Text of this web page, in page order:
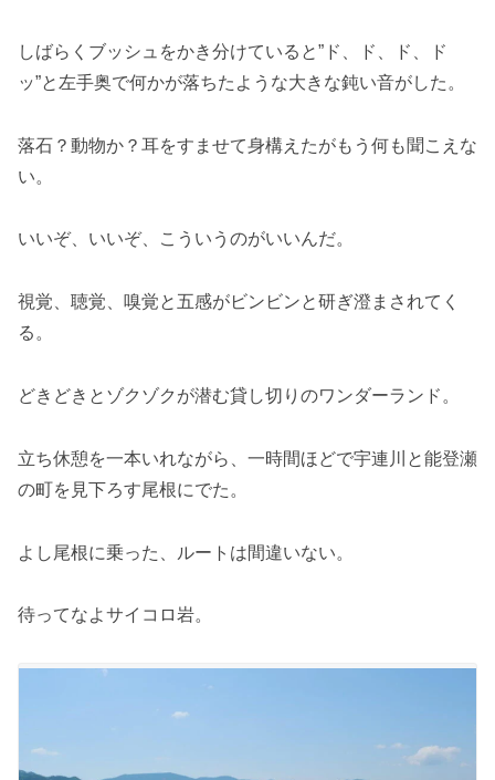
しばらくブッシュをかき分けていると”ド、ド、ド、ド
ッ”と左手奥で何かが落ちたような大きな鈍い音がした。
落石？動物か？耳をすませて身構えたがもう何も聞こえな
い。
いいぞ、いいぞ、こういうのがいいんだ。
視覚、聴覚、嗅覚と五感がビンビンと研ぎ澄まされてく
る。
どきどきとゾクゾクが潜む貸し切りのワンダーランド。
立ち休憩を一本いれながら、一時間ほどで宇連川と能登瀬
の町を見下ろす尾根にでた。
よし尾根に乗った、ルートは間違いない。
待ってなよサイコロ岩。